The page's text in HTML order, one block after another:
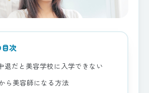
次
退だと美容学校に入学できない
ら美容師になる方法